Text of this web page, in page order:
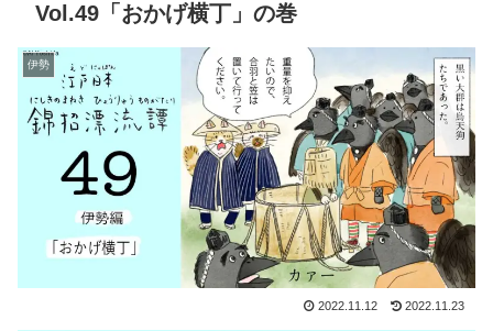
Vol.49「おかげ横丁」の巻
伊勢
2022.11.12 2022.11.23